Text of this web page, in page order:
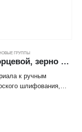
ГРУППЫ
Диск ТУЛБЕРГ лепестковый, торцевой, зерно 60 (150*22мм)
к ручным
шлифования,
древесины,
значительно